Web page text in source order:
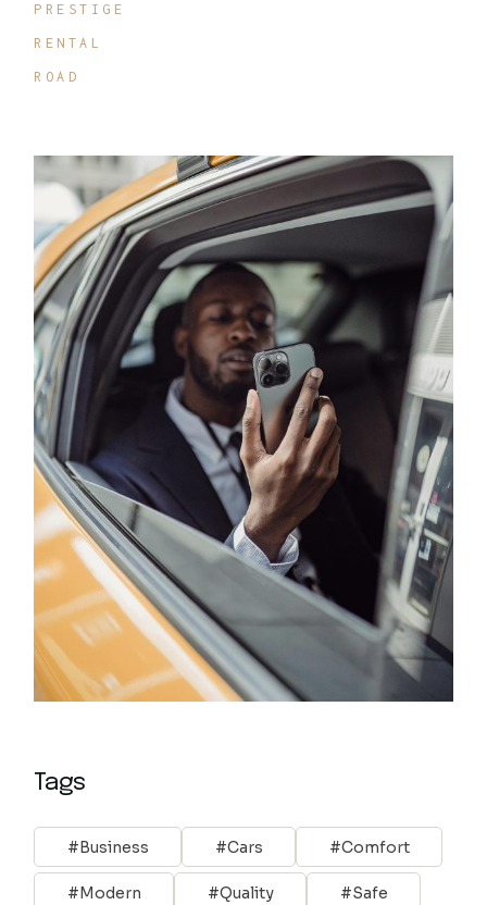
PRESTIGE
RENTAL
ROAD
Tags
Business Cars Comfort
Modern Quality Safe